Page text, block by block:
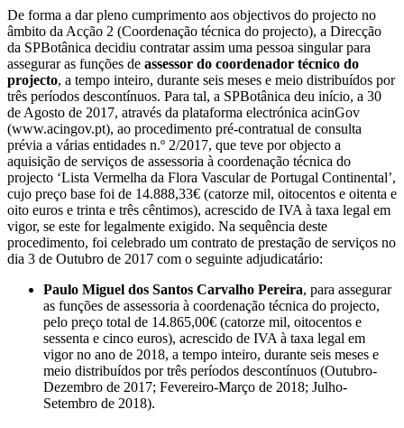
De forma a dar pleno cumprimento aos objectivos do projecto no
âmbito da Acção 2 (Coordenação técnica do projecto), a Direcção
da SPBotânica decidiu contratar assim uma pessoa singular para
assegurar as funções de assessor do coordenador técnico do
projecto, a tempo inteiro, durante seis meses e meio distribuídos por
três períodos descontínuos. Para tal, a SPBotânica deu início, a 30
de Agosto de 2017, através da plataforma electrónica acinGov
(www.acingov.pt), ao procedimento pré-contratual de consulta
prévia a várias entidades n.º 2/2017, que teve por objecto a
aquisição de serviços de assessoria à coordenação técnica do
projecto ‘Lista Vermelha da Flora Vascular de Portugal Continental’,
cujo preço base foi de 14.888,33€ (catorze mil, oitocentos e oitenta e
oito euros e trinta e três cêntimos), acrescido de IVA à taxa legal em
vigor, se este for legalmente exigido. Na sequência deste
procedimento, foi celebrado um contrato de prestação de serviços no
dia 3 de Outubro de 2017 com o seguinte adjudicatário:
Paulo Miguel dos Santos Carvalho Pereira, para assegurar
as funções de assessoria à coordenação técnica do projecto,
pelo preço total de 14.865,00€ (catorze mil, oitocentos e
sessenta e cinco euros), acrescido de IVA à taxa legal em
vigor no ano de 2018, a tempo inteiro, durante seis meses e
meio distribuídos por três períodos descontínuos (Outubro-
Dezembro de 2017; Fevereiro-Março de 2018; Julho-
Setembro de 2018).